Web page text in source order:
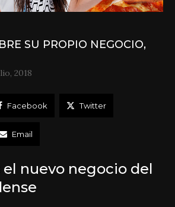
SU PROPIO NEGOCIO,
2018
Facebook Twitter
Email
el nuevo negocio del